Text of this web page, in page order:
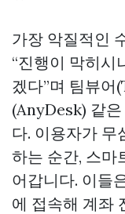
가장 악질적인
“진행이 막히시
겠다”며 팀뷰어
(AnyDesk) 같
다. 이용자가 무
하는 순간, 스마
어갑니다. 이들
에 접속해 계좌